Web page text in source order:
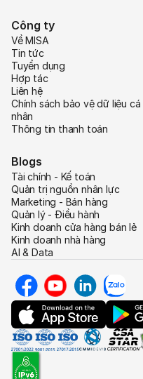
Công ty
Về MISA
Tin tức
Tuyển dụng
Hợp tác
Liên hệ
Chính sách bảo vệ dữ liệu cá
nhân
Thông tin thanh toán
Blogs
Tài chính - Kế toán
Quản trị nguồn nhân lực
Marketing - Bán hàng
Quản lý - Điều hành
Kinh doanh cửa hàng bán lẻ
Kinh doanh nhà hàng
AI & Data